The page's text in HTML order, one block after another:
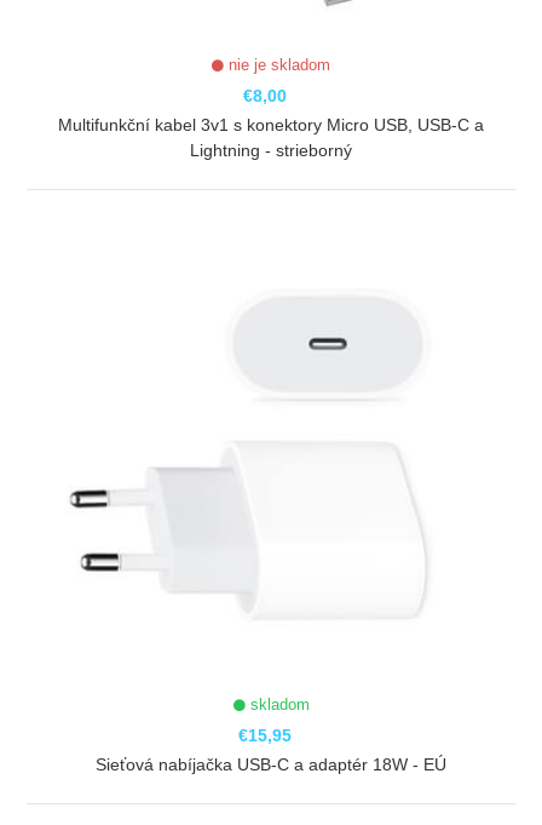
nie je skladom
€8,00
Multifunkční kabel 3v1 s konektory Micro USB, USB-C a
Lightning - strieborný
skladom
€15,95
Sieťová nabíjačka USB-C a adaptér 18W - EÚ